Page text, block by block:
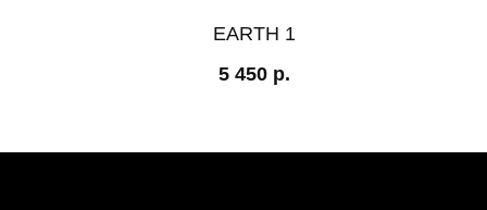
EARTH 1
5 450 р.